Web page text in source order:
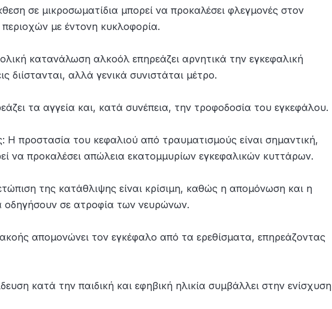
σε μικροσωματίδια μπορεί να προκαλέσει φλεγμονές στον
με έντονη κυκλοφορία.
κατανάλωση αλκοόλ επηρεάζει αρνητικά την εγκεφαλική
διίστανται, αλλά γενικά συνιστάται μέτρο.
τα αγγεία και, κατά συνέπεια, την τροφοδοσία του εγκεφάλου.
Η προστασία του κεφαλιού από τραυματισμούς είναι σημαντική,
να προκαλέσει απώλεια εκατομμυρίων εγκεφαλικών κυττάρων.
της κατάθλιψης είναι κρίσιμη, καθώς η απομόνωση και η
οδηγήσουν σε ατροφία των νευρώνων.
απομονώνει τον εγκέφαλο από τα ερεθίσματα, επηρεάζοντας
κατά την παιδική και εφηβική ηλικία συμβάλλει στην ενίσχυση